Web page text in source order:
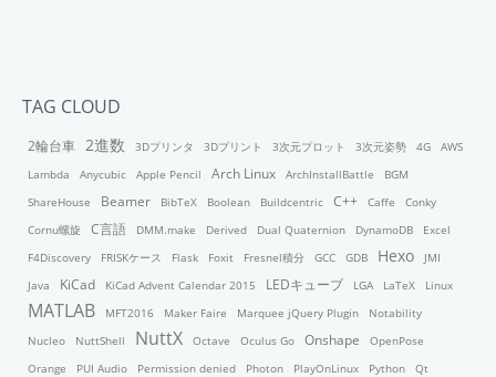
TAG CLOUD
2輪台車 2進数 3Dプリンタ 3Dプリント 3次元プロット 3次元姿勢 4G
AWS
Lambda
Anycubic Apple Pencil Arch Linux ArchInstallBattle
BGM
ShareHouse
Beamer BibTeX Boolean Buildcentric C++ Caffe
Conky
Cornu螺旋
C言語 DMM.make Derived Dual Quaternion DynamoDB
Excel
F4Discovery
FRISKケース Flask Foxit Fresnel積分 GCC GDB Hexo
JMI
Java
KiCad KiCad Advent Calendar 2015 LEDキューブ LGA LaTeX Linux
MATLAB MFT2016 Maker Faire Marquee jQuery Plugin
Notability
Nucleo
NuttShell NuttX Octave Oculus Go Onshape
OpenPose
Orange
PUI Audio Permission denied Photon PlayOnLinux Python
Qt